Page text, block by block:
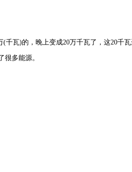
千瓦)的，晚上变成20万千瓦了，这20千瓦
多能源。